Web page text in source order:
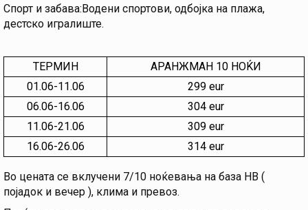
Спорт и забава:Водени спортови, одбојка на плажа,
дестско игралиште.
ТЕРМИН
АРАНЖМАН 10 НОЌИ
01.06-11.06
299 eur
06.06-16.06
304 eur
11.06-21.06
309 eur
16.06-26.06
314 eur
Во цената се вклучени 7/10 ноќевања на база HB (
појадок и вечер ), клима и превоз.